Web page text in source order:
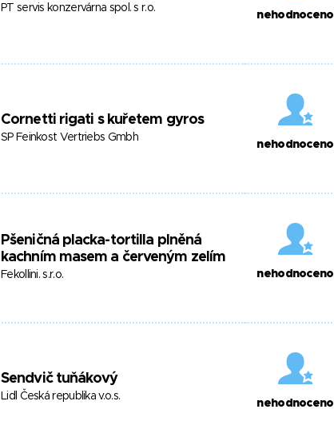
PT servis konzervárna spol. s r.o.
nehodnoceno
Cornetti rigati s kuřetem gyros
SP Feinkost Vertriebs Gmbh
nehodnoceno
Pšeničná placka-tortilla plněná
kachním masem a červeným zelím
Fekollini. s.r.o. nehodnoceno
Sendvič tuňákový
Lidl Česká republika v.o.s.
nehodnoceno